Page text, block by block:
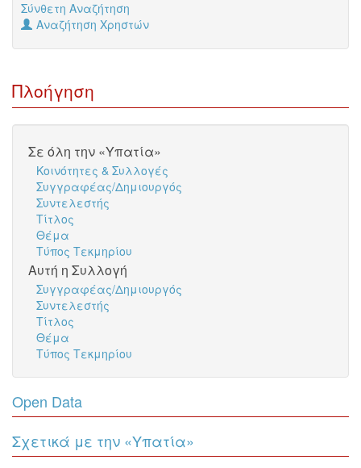
Σύνθετη Αναζήτηση
Αναζήτηση Χρηστών
Πλοήγηση
Σε όλη την «Υπατία»
Κοινότητες & Συλλογές
Συγγραφέας/Δημιουργός
Συντελεστής
Τίτλος
Θέμα
Τύπος Τεκμηρίου
Αυτή η Συλλογή
Συγγραφέας/Δημιουργός
Συντελεστής
Τίτλος
Θέμα
Τύπος Τεκμηρίου
Open Data
Σχετικά με την «Υπατία»